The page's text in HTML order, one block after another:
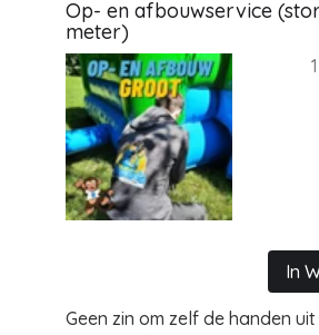
Op- en afbouwservice
meter)
In
Geen zin om zelf de handen